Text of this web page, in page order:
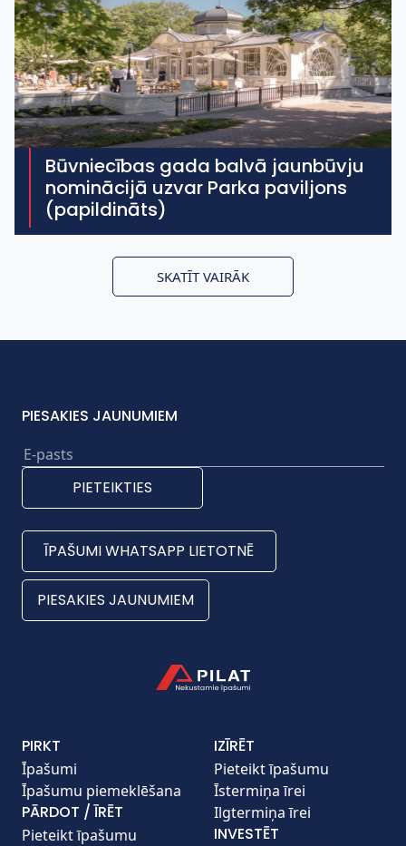
Būvniecības gada balvā jaunbūvju
nominācijā uzvar Parka paviljons
(papildināts)
SKATĪT VAIRĀK
PIRKT
Īpašumi
Īpašumu piemeklēšana
PĀRDOT / ĪRĒT
Pieteikt īpašumu
IZĪRĒT
Pieteikt īpašumu
Īstermiņa īrei
Ilgtermiņa īrei
INVESTĒT
PIESAKIES JAUNUMIEM
PIETEIKTIES
ĪPAŠUMI WHATSAPP LIETOTNĒ
PIESAKIES JAUNUMIEM